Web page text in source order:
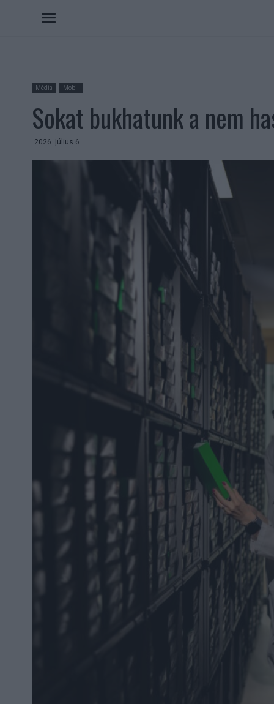
Média Mobil
Sokat bukhatunk a nem
2026. július 6.